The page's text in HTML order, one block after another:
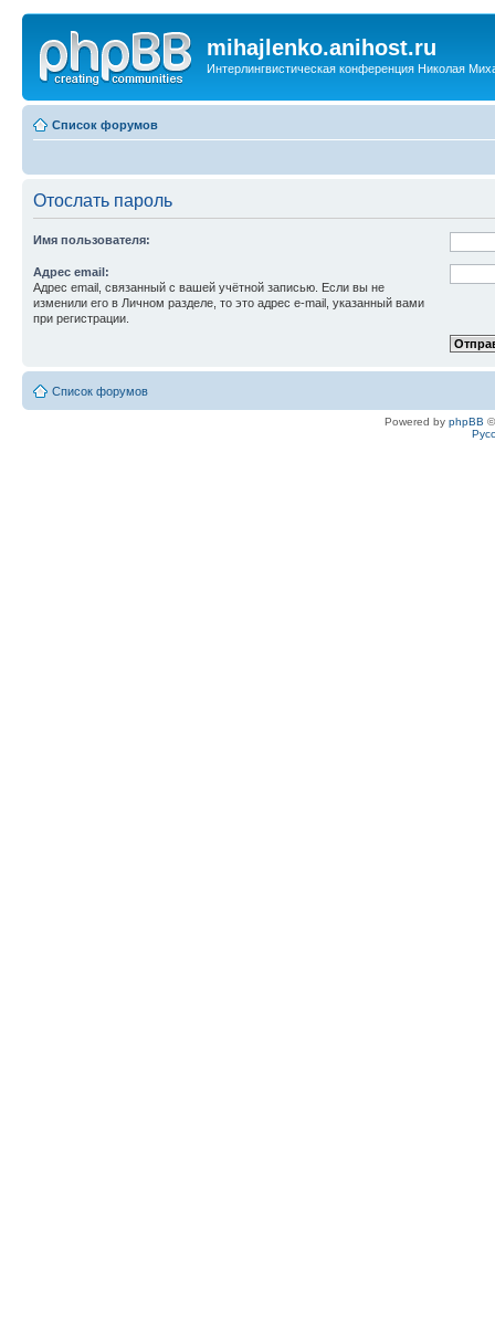
mihajlenko.anihost.ru
Интерлингвистическая конференция Николая
Список форумов
Отослать пароль
Имя пользователя:
Адрес email:
Адрес email, связанный с вашей учётной записью. Если вы не
изменили его в Личном разделе, то это адрес e-mail, указанный вами
при регистрации.
Список форумов
Powered by phpBB